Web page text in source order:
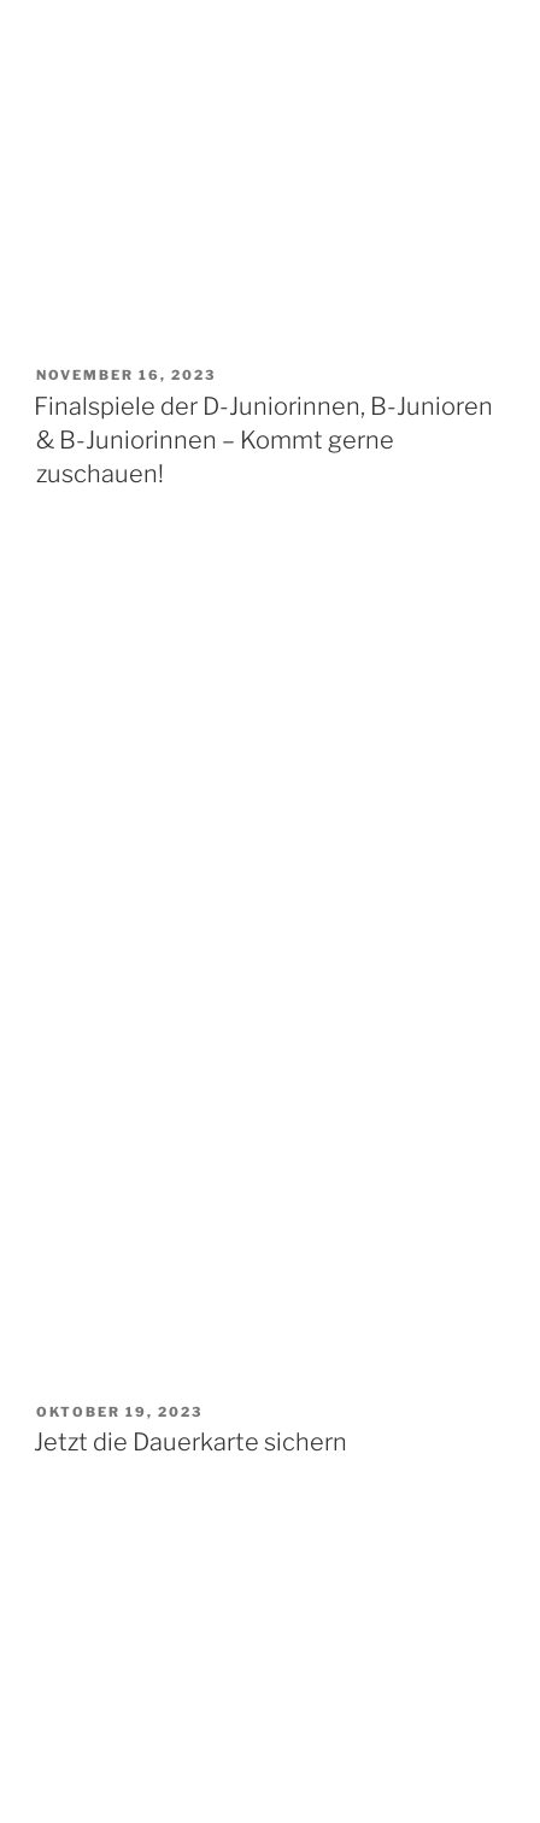
VERÖFFENTLICHT
AM
NOVEMBER 16, 2023
Finalspiele der D-Juniorinnen, B-Junioren
& B-Juniorinnen – Kommt gerne
zuschauen!
VERÖFFENTLICHT
AM
OKTOBER 19, 2023
Jetzt die Dauerkarte sichern